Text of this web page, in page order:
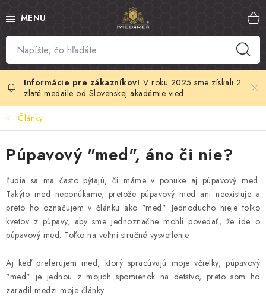
na
SLOVENSKÝ MED
MANUKA MED
VČELÍ PEĽ
MATERSKÁ KAŠIČKA
VČELÍ JED
MEDOVÁ KOZMETIKA
MEDOVINA
MEDOVÉ DARČEKOVÉ SETY
V roku 2025 sme získali 2
zlaté medaile od Slovenskej akadémie vied.
Články
Púpavový "med", áno či nie?
Ľudia sa ma často pýtajú, či máme v ponuke aj púpavový med.
Takýto med neponúkame, pretože púpavový med ani neexistuje a
preto ho označujem v článku ako "med". Jednoducho nieje toľko
kvetov z púpavy, aby sme jednoznačne mohli povedať, že ide o
púpavový med. Toľko na veľmi stručné vysvetlenie.
Aj keď preferujem med, ktorý spracúvajú moje včielky, púpavový
"med" je jednou z mojich spomienok na detstvo, preto som ho
zaradil medzi moje články.